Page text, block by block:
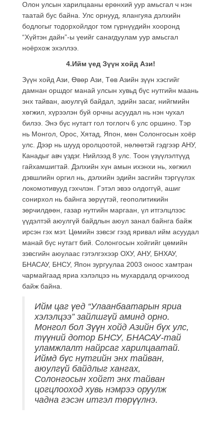
Олон улсын харилцааны ерөнхий уур амьсгал ч нэн
таатай бус байна. Улс орнууд, ялангуяа дэлхийн
бодлогыг тодорхойлдог тoм гүрнүүдийн хооронд
“Хүйтэн дайн”-ы үеийг санагдуулам уур амьсгал
ноёрхож эхэллээ.
4.Ийм үед Зүүн хойд Ази!
Зүүн хойд Ази, Өвөр Ази, Төв Азийн зүүн хэсгийг
дамнан оршдог манай улсын хувьд бүс нутгийн маань
энх тайван, аюулгүй байдал, эдийн засаг, нийгмийн
хөгжил, хүрээлэн буй орчны асуудал нь нэн чухал
билээ. Энэ бүс нутагт гол тоглогч 6 улс оршино. Тэр
нь Монгол, Орос, Хятад, Япон, мөн Солонгосын хоёр
улс. Дээр нь шууд оролцоотой, нөлөөтэй гэдгээр АНУ,
Канадыг авч үздэг. Нийлээд 8 улс. Тоон үзүүлэлтүүд
гайхамшигтай. Дэлхийн хүн амын ихэнхи нь, хөгжил
дэвшлийн оргил нь, дэлхийн эдийн засгийн тэргүүлэх
локомотивууд гэхчлэн. Гэтэл эвээ олдоггүй, ашиг
сонирхол нь байнга зөрүүтэй, геополитикийн
зөрчилдөөн, газар нутгийн маргаан, үл итгэлцлээс
үүдэлтэй аюулгүй байдлын аюул занал байнга байж
ирсэн гэх мэт. Цөмийн зэвсэг гээд яривал ийм асуудал
манай бүс нутагт бий. Солонгосын хойгийг цөмийн
зэвсгийн аюулаас гэтэлгэхээр ОХУ, АНУ, БНХАУ,
БНАСАУ, БНСУ, Япон зургуулаа 2003 оноос хамтран
чармайгаад яриа хэлэлцээ нь мухардалд орчихоод
байж байна.
Ийм цаг үед “Улаанбаатарын яриа
хэлэлцээ” зайлшгүй аминд орно.
Монгол бол Зүүн хойд Азийн бүх улс,
түүний дотор БНСУ, БНАСАУ-тай
уламжлалт найрсаг харилцаатай.
Иймд бүс нутгийн энх тайван,
аюулгүй байдлыг хангах,
Солонгосын хойгт энх тайван
цогцлооход хувь нэмрээ оруулж
чадна гэсэн итгэл төрүүлнэ.